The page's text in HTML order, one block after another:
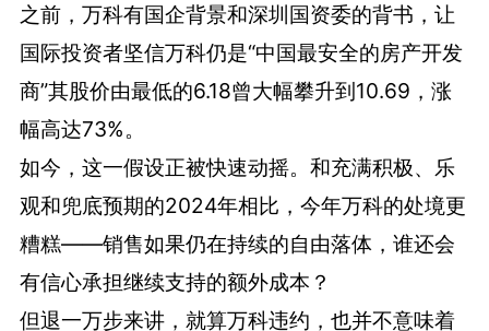
之前，万科有国企背景和深圳国资委的背书，让
国际投资者坚信万科仍是“中国最安全的房产开发
商”其股价由最低的6.18曾大幅攀升到10.69，涨
幅高达73%。
如今，这一假设正被快速动摇。和充满积极、乐
观和兜底预期的2024年相比，今年万科的处境更
糟糕——销售如果仍在持续的自由落体，谁还会
有信心承担继续支持的额外成本？
但退一万步来讲，就算万科违约，也并不意味着